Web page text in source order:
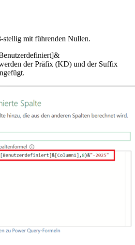
stellig mit führenden Nullen.
der Präfix (KD) und der Suffix